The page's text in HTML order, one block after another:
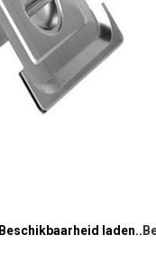
Beschikbaarheid laden..